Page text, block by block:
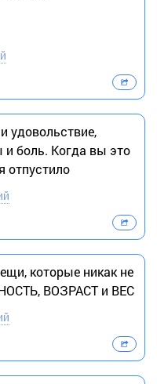
удовольствие,
и боль. Когда вы это
отпустило
которые никак не
ВОЗРАСТ и ВЕС